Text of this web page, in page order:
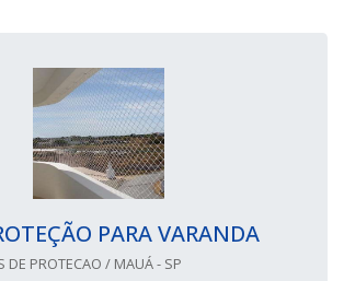
PARA VARANDA
DE PROTECAO / MAUÁ - SP